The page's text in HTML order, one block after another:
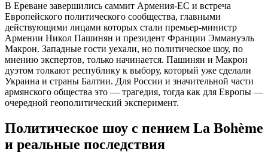
В Ереване завершились саммит Армения-ЕС и встреча
Европейского политического сообщества, главными
действующими лицами которых стали премьер-министр
Армении Никол Пашинян и президент Франции Эммануэль
Макрон. Западные гости уехали, но политическое шоу, по
мнению экспертов, только начинается. Пашинян и Макрон
дуэтом толкают республику к выбору, который уже сделали
Украина и страны Балтии. Для России и значительной части
армянского общества это — трагедия, тогда как для Европы —
очередной геополитический эксперимент.
Политическое шоу с пением La Bohème
и реальные последствия